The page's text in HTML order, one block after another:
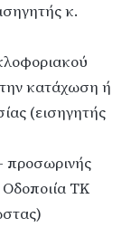
κ.
κατάχωση ή
(εισηγητής
προσωρινής
ΤΚ